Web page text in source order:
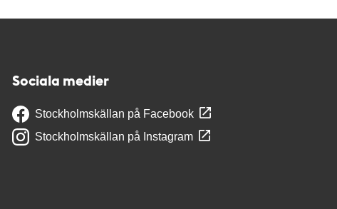
Sociala medier
Stockholmskällan på Facebook
Stockholmskällan på Instagram